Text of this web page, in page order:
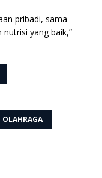
pribadi, sama
yang baik,”
OLAHRAGA